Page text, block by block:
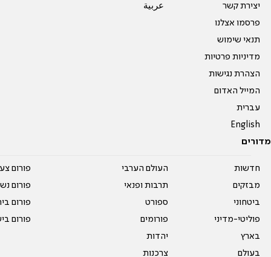
יצירת קשר
פרסמו אצלנו
תנאי שימוש
מדיניות פרטיות
הצהרת נגישות
המייל האדום
עברית
English
عربية
מדורים
חדשות
מבזקים
ביטחוני
פוליטי-מדיני
בארץ
בעולם
העולם הערבי
תרבות ופנאי
ספורט
פורומים
יהדות
צרכנות
פורום
פורום
פורום
פורום